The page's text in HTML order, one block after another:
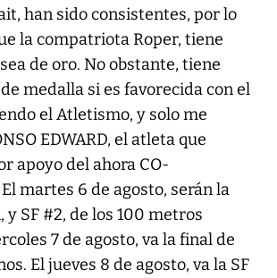
han sido consistentes, por lo
la compatriota Roper, tiene
de oro. No obstante, tiene
medalla si es favorecida con el
el Atletismo, y solo me
EDWARD, el atleta que
apoyo del ahora CO-
martes 6 de agosto, serán la
y SF #2, de los 100 metros
7 de agosto, va la final de
El jueves 8 de agosto, va la SF